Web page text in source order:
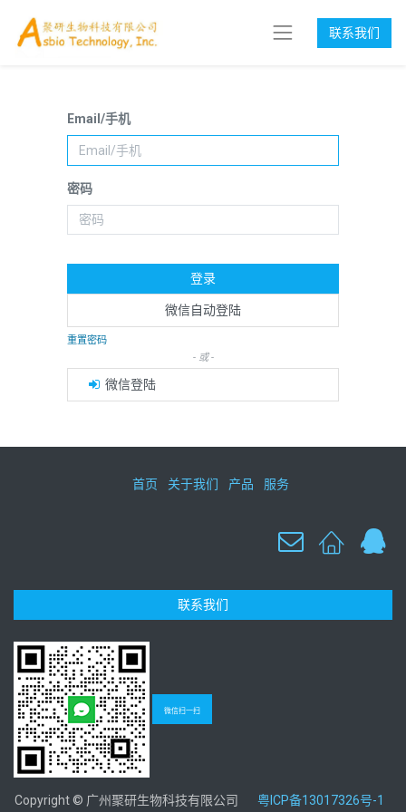
联系我们
Email/手机
密码
登录
微信自动登陆
重置密码
- 或 -
微信登陆
首页 关于我们 产品 服务
联系我们
微信扫一扫
Copyright © 广州聚研生物科技有限公司 粤ICP备13017326号-1